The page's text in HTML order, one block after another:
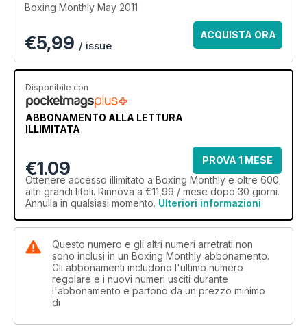
Boxing Monthly May 2011
€5,99 / issue
ACQUISTA ORA
Disponibile con
ABBONAMENTO ALLA LETTURA
ILLIMITATA
€1.09
PROVA 1 MESE
Ottenere accesso illimitato a Boxing Monthly e oltre 600
altri grandi titoli. Rinnova a €11,99 / mese dopo 30 giorni.
Annulla in qualsiasi momento. Ulteriori informazioni
Questo numero e gli altri numeri arretrati non
sono inclusi in un Boxing Monthly abbonamento.
Gli abbonamenti includono l'ultimo numero
regolare e i nuovi numeri usciti durante
l'abbonamento e partono da un prezzo minimo
di